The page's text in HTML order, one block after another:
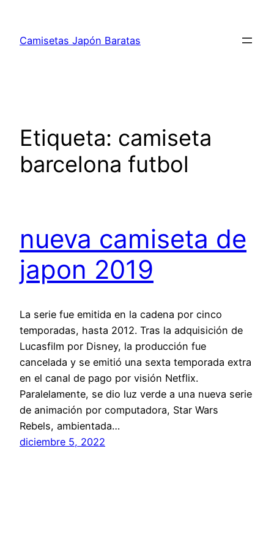
contenido
Camisetas Japón Baratas
Etiqueta: camiseta
barcelona futbol
nueva camiseta de
japon 2019
La serie fue emitida en la cadena por cinco
temporadas, hasta 2012. Tras la adquisición de
Lucasfilm por Disney, la producción fue
cancelada y se emitió una sexta temporada extra
en el canal de pago por visión Netflix.
Paralelamente, se dio luz verde a una nueva serie
de animación por computadora, Star Wars
Rebels, ambientada…
diciembre 5, 2022